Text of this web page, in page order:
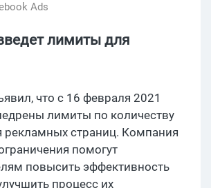
Ads
лимиты для
что с 16 февраля 2021
лимиты по количеству
рекламных страниц. Компания
помогут
повысить эффективность
процесс их